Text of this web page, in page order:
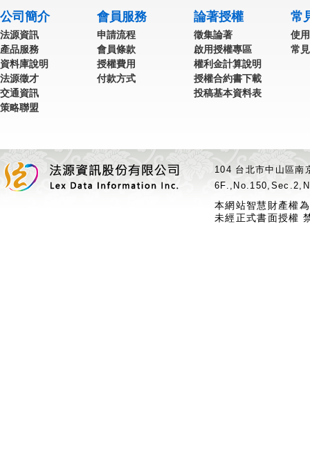
公司簡介
法源資訊
產品服務
資料庫說明
法源徵才
交通資訊
策略聯盟
會員服務
申請流程
會員條款
授權費用
付款方式
論著授權
徵集論著
啟用授權專區
權利金計算說明
授權合約書下載
投稿基本資料表
常
使
常
104 台北市中山區
本網站智慧財產權
未經正式書面授權